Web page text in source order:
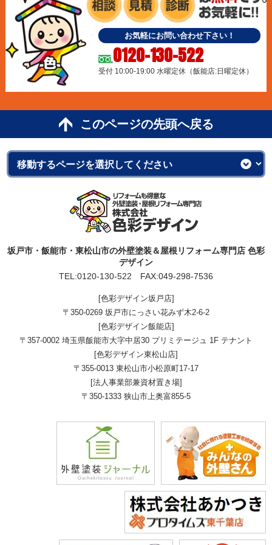
お気軽にお問い合わせ下さい！
0120-130-522
受付 10:00-19:00 水曜定休（飯能店:日曜定休）
このページの先頭へ戻る
坂戸市・飯能市・東松山市の外壁塗装＆屋根リフォーム専門店 色彩
デザイン
TEL:0120-130-522 FAX:049-298-7536
[色彩デザイン坂戸店]
〒350-0269 坂戸市にっさい花みず木2-6-2
[色彩デザイン飯能店]
〒357-0002 埼玉県飯能市大字中居30 プリミテージュ 1F テナント
[色彩デザイン東松山店]
〒355-0013 東松山市小松原町17-17
[法人事業部兼資材置き場]
〒350-1333 狭山市上奥富855-5